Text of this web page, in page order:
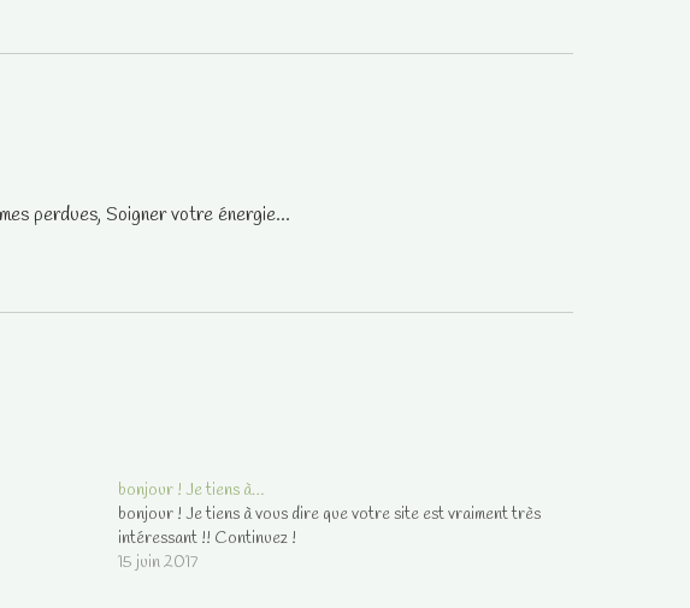
perdues, Soigner votre énergie...
bonjour ! Je tiens à…
bonjour ! Je tiens à vous dire que votre site est vraiment très
intéressant !! Continuez !
15 juin 2017